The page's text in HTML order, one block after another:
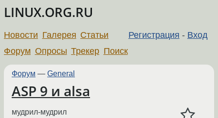
LINUX.ORG.RU
Регистрация - Вход
Новости Галерея Статьи
Форум Опросы Трекер Поиск
Форум — General
ASP 9 и alsa
мудрил-мудрил